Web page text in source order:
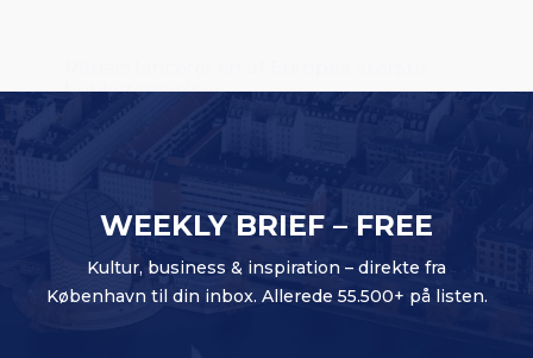
WEEKLY BRIEF – FREE
Kultur, business & inspiration – direkte fra
København til din inbox. Allerede 55.500+ på listen.